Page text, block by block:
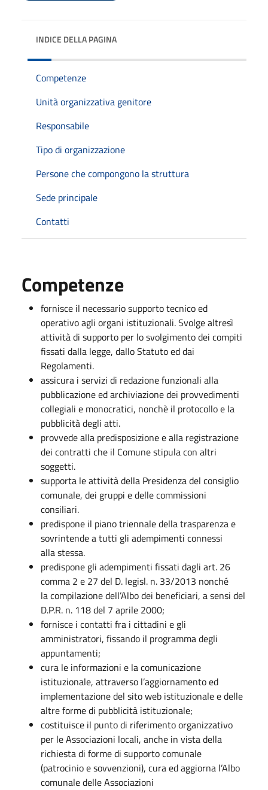
INDICE DELLA PAGINA
Competenze
Unità organizzativa genitore
Responsabile
Tipo di organizzazione
Persone che compongono la struttura
Sede principale
Contatti
Competenze
fornisce il necessario supporto tecnico ed
operativo agli organi istituzionali. Svolge altresì
attività di supporto per lo svolgimento dei compiti
fissati dalla legge, dallo Statuto ed dai
Regolamenti.
assicura i servizi di redazione funzionali alla
pubblicazione ed archiviazione dei provvedimenti
collegiali e monocratici, nonchè il protocollo e la
pubblicità degli atti.
provvede alla predisposizione e alla registrazione
dei contratti che il Comune stipula con altri
soggetti.
supporta le attività della Presidenza del consiglio
comunale, dei gruppi e delle commissioni
consiliari.
predispone il piano triennale della trasparenza e
sovrintende a tutti gli adempimenti connessi
alla stessa.
predispone gli adempimenti fissati dagli art. 26
comma 2 e 27 del D. legisl. n. 33/2013 nonché
la compilazione dell’Albo dei beneficiari, a sensi del
D.P.R. n. 118 del 7 aprile 2000;
fornisce i contatti fra i cittadini e gli
amministratori, fissando il programma degli
appuntamenti;
cura le informazioni e la comunicazione
istituzionale, attraverso l’aggiornamento ed
implementazione del sito web istituzionale e delle
altre forme di pubblicità istituzionale;
costituisce il punto di riferimento organizzativo
per le Associazioni locali, anche in vista della
richiesta di forme di supporto comunale
(patrocinio e sovvenzioni), cura ed aggiorna l’Albo
comunale delle Associazioni